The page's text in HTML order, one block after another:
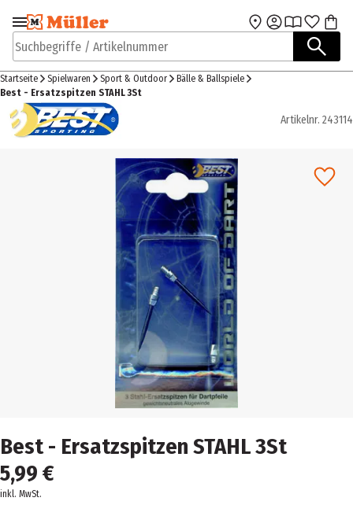
Zur Navigation
springen
Zum Hauptinhalt
Suchbegriffe / Artikelnummer
Startseite Spielwaren Sport & Outdoor
Bälle & Ballspiele
Best - Ersatzspitzen STAHL 3St
Artikelnr. 243114
Best - Ersatzspitzen STAHL 3St
5,99 €
inkl. MwSt.